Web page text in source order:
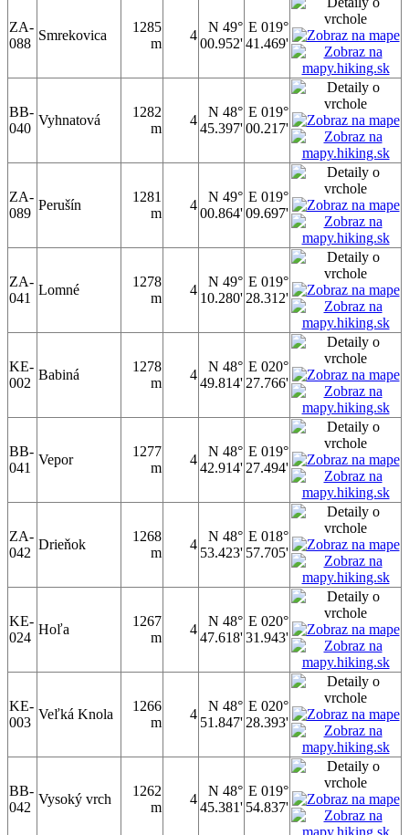
ZA-
088
Smrekovica
1285
m
4
N 49°
00.952'
E 019°
41.469'
BB-
040
Vyhnatová
1282
m
4
N 48°
45.397'
E 019°
00.217'
ZA-
089
Perušín
1281
m
4
N 49°
00.864'
E 019°
09.697'
ZA-
041
Lomné
1278
m
4
N 49°
10.280'
E 019°
28.312'
KE-
002
Babiná
1278
m
4
N 48°
49.814'
E 020°
27.766'
BB-
041
Vepor
1277
m
4
N 48°
42.914'
E 019°
27.494'
ZA-
042
Drieňok
1268
m
4
N 48°
53.423'
E 018°
57.705'
KE-
024
Hoľa
1267
m
4
N 48°
47.618'
E 020°
31.943'
KE-
003
Veľká Knola
1266
m
4
N 48°
51.847'
E 020°
28.393'
BB-
042
Vysoký vrch
1262
m
4
N 48°
45.381'
E 019°
54.837'